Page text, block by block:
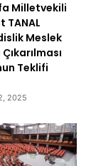
Milletvekili
TANAL
Meslek
Teklifi
2025